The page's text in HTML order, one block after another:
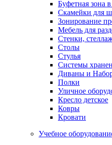
Буфетная зона
Скамейки для
Зонирование
Мебель для
Стенки,
Столы
Стулья
Системы
Диваны и
Полки
Уличное
Кресло детское
Ковры
Кровати
Учебное